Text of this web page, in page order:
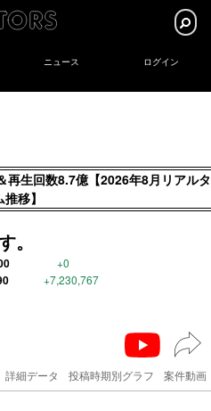
ニュース ログイン
生回数8.7億【2026年8月リアルタ
移】
。
+0
+7,230,767
詳細データ 投稿時期別グラフ 案件動画